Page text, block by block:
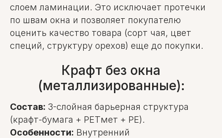
слоем ламинации. Это исключает протечки
по швам окна и позволяет покупателю
оценить качество товара (сорт чая, цвет
специй, структуру орехов) еще до покупки.
Крафт без окна
(металлизированные):
Состав: 3-слойная барьерная структура
(крафт-бумага + PETмет + PE).
Особенности: Внутренний